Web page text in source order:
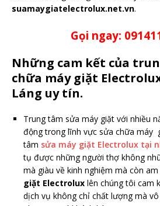
suamaygiatelectrolux.net.vn.
Gọi ngay:
Những cam kết của
chữa máy giặt
Láng uy tín.
Trung tâm sửa máy giặt với nhiều
động trong lĩnh vực sửa chữa máy
tâm sửa máy giặt Electrolux tại
tụ được những người thợ không
mà giàu về kinh nghiệm mà còn
giặt Electrolux lên chúng tôi cam
dịch vụ không chỉ chất lượng mà